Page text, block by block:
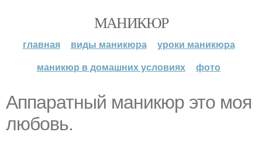
МАНИКЮР
главная виды маникюра
уроки маникюра
маникюр в домашних условиях
фото
Аппаратный маникюр это моя
любовь.